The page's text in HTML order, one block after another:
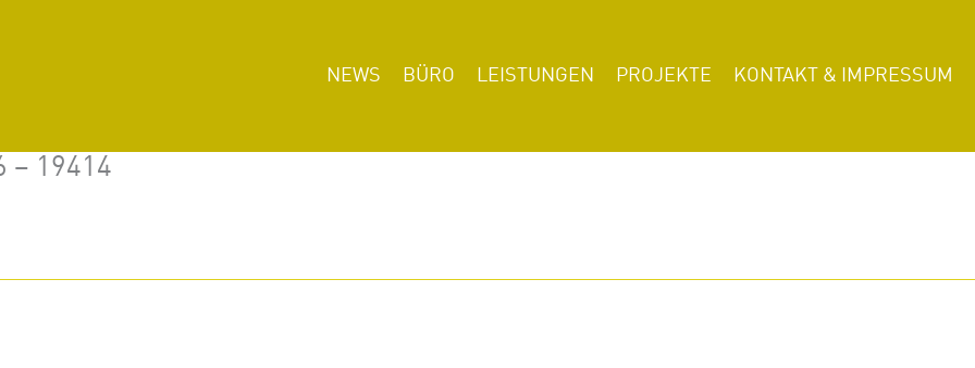
NEWS BÜRO LEISTUNGEN PROJEKTE KONTAKT & IMPRESSUM
– 19414